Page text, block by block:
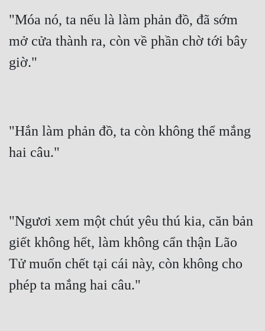
"Móa nó, ta nếu là làm phản đồ, đã sớm
mở cửa thành ra, còn về phần chờ tới bây
giờ."
"Hắn làm phản đồ, ta còn không thể mắng
hai câu."
"Ngươi xem một chút yêu thú kia, căn bản
giết không hết, làm không cẩn thận Lão
Tử muốn chết tại cái này, còn không cho
phép ta mắng hai câu."